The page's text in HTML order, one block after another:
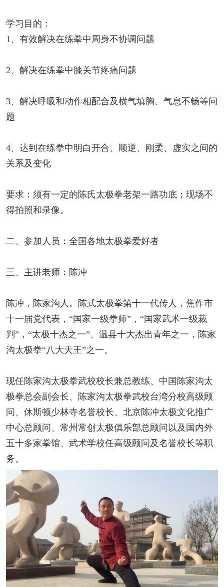
学习目的：
1、有效解决在练拳中周身不协调问题
2、解决在练拳中膝关节疼痛问题
3、解决呼吸和动作相配合及横气填胸、气息不畅等问
题
4、达到在练拳中明白开合、顺逆、刚柔、虚实之间的
关系及变化
要求：须有一定的陈氏太极拳老架一路功底；现场不
得拍照和录像。
二、参加人员：全国各地太极拳爱好者
三、主讲老师：陈冲
陈冲，陈家沟人。陈式太极拳第十一代传人，焦作市
十一届党代表，“国家一级拳师”，“国家武术一级裁
判”，“太极十杰之一”、温县十大杰出青年之一，陈家
沟太极拳“八大天王”之一。
现任陈家沟太极拳武校校长兼总教练、中国陈家沟太
极拳总会副会长、陈家沟太极拳武校台湾分校高级顾
问、休斯顿少林寺名誉校长、北京陈冲太极文化推广
中心总顾问、常州常创太极俱乐部总顾问以及国内外
五十多家拳馆、武术学校任高级顾问及名誉校长等职
务。